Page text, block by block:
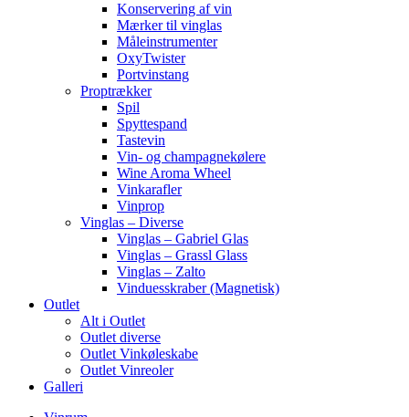
Konservering af vin
Mærker til vinglas
Måleinstrumenter
OxyTwister
Portvinstang
Proptrækker
Spil
Spyttespand
Tastevin
Vin- og champagnekølere
Wine Aroma Wheel
Vinkarafler
Vinprop
Vinglas – Diverse
Vinglas – Gabriel Glas
Vinglas – Grassl Glass
Vinglas – Zalto
Vinduesskraber (Magnetisk)
Outlet
Alt i Outlet
Outlet diverse
Outlet Vinkøleskabe
Outlet Vinreoler
Galleri